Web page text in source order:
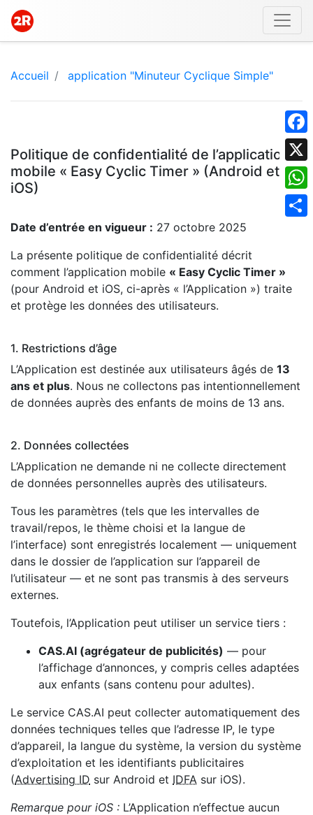
X
Accueil application "Minuteur Cyclique Simple"
Politique de confidentialité de l’application
mobile « Easy Cyclic Timer » (Android et
iOS)
Date d’entrée en vigueur : 27 octobre 2025
La présente politique de confidentialité décrit
comment l’application mobile « Easy Cyclic Timer »
(pour Android et iOS, ci-après « l’Application ») traite
et protège les données des utilisateurs.
1. Restrictions d’âge
L’Application est destinée aux utilisateurs âgés de 13
ans et plus. Nous ne collectons pas intentionnellement
de données auprès des enfants de moins de 13 ans.
2. Données collectées
L’Application ne demande ni ne collecte directement
de données personnelles auprès des utilisateurs.
Tous les paramètres (tels que les intervalles de
travail/repos, le thème choisi et la langue de
l’interface) sont enregistrés localement — uniquement
dans le dossier de l’application sur l’appareil de
l’utilisateur — et ne sont pas transmis à des serveurs
externes.
Toutefois, l’Application peut utiliser un service tiers :
CAS.AI (agrégateur de publicités) — pour
l’affichage d’annonces, y compris celles adaptées
aux enfants (sans contenu pour adultes).
Le service CAS.AI peut collecter automatiquement des
données techniques telles que l’adresse IP, le type
d’appareil, la langue du système, la version du système
d’exploitation et les identifiants publicitaires
(Advertising ID sur Android et IDFA sur iOS).
Remarque pour iOS : L’Application n’effectue aucun